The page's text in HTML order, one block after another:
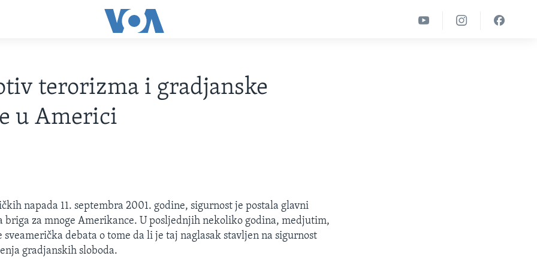
terorizma i gradjanske
u Americi
napada 11. septembra 2001. godine, sigurnost je postala glavni
briga za mnoge Amerikance. U posljednjih nekoliko godina, medjutim,
debata o tome da li je taj naglasak stavljen na sigurnost
gradjanskih sloboda.